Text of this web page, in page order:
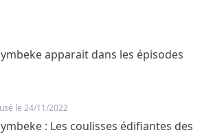
apparait dans les épisodes
le 24/11/2022
: Les coulisses édifiantes des